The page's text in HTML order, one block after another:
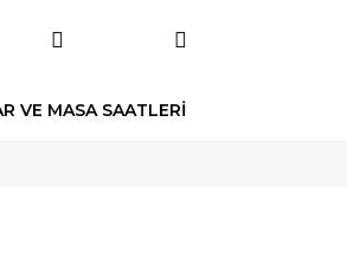
VE MASA SAATLERİ